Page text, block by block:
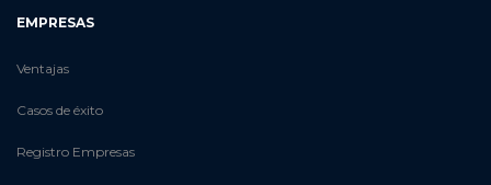
EMPRESAS
Ventajas
Casos de éxito
Registro Empresas